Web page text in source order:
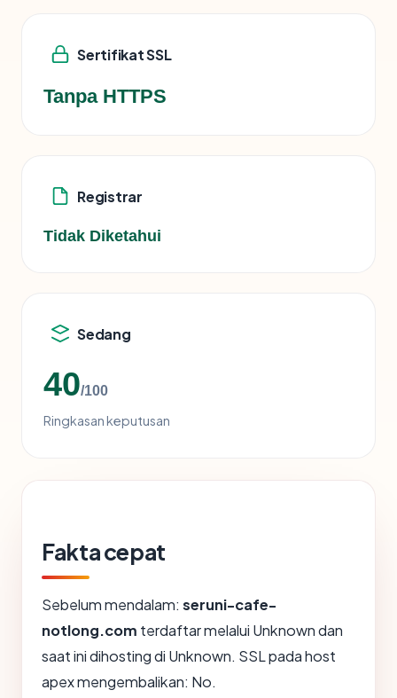
Sertifikat SSL
Tanpa HTTPS
Registrar
Tidak Diketahui
Sedang
40/100
Ringkasan keputusan
Fakta cepat
Sebelum mendalam: seruni-cafe-
notlong.com terdaftar melalui Unknown dan
saat ini dihosting di Unknown. SSL pada host
apex mengembalikan: No.